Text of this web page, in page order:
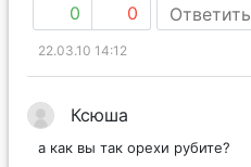
0 0 Ответить
22.03.10 14:12
Ксюша
а как вы так орехи рубите?